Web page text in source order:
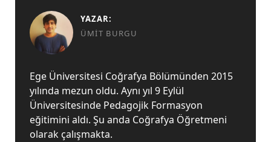
YAZAR:
ÜMIT BURGU
Ege Üniversitesi Coğrafya Bölümünden 2015
yılında mezun oldu. Aynı yıl 9 Eylül
Üniversitesinde Pedagojik Formasyon
eğitimini aldı. Şu anda Coğrafya Öğretmeni
olarak çalışmakta.